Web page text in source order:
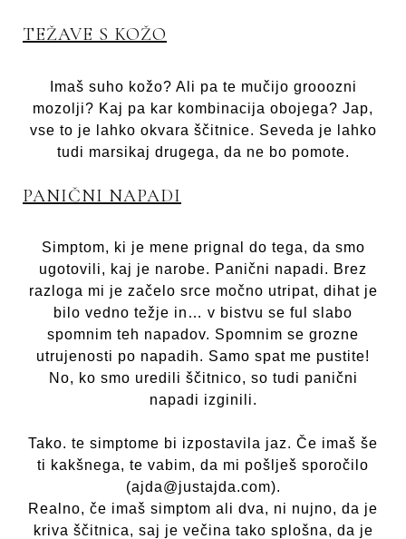
TEŽAVE S KOŽO
Imaš suho kožo? Ali pa te mučijo grooozni
mozolji? Kaj pa kar kombinacija obojega? Jap,
vse to je lahko okvara ščitnice. Seveda je lahko
tudi marsikaj drugega, da ne bo pomote.
PANIČNI NAPADI
Simptom, ki je mene prignal do tega, da smo
ugotovili, kaj je narobe. Panični napadi. Brez
razloga mi je začelo srce močno utripat, dihat je
bilo vedno težje in… v bistvu se ful slabo
spomnim teh napadov. Spomnim se grozne
utrujenosti po napadih. Samo spat me pustite!
No, ko smo uredili ščitnico, so tudi panični
napadi izginili.
Tako. te simptome bi izpostavila jaz. Če imaš še
ti kakšnega, te vabim, da mi pošlješ sporočilo
(ajda@justajda.com).
Realno, če imaš simptom ali dva, ni nujno, da je
kriva ščitnica, saj je večina tako splošna, da je